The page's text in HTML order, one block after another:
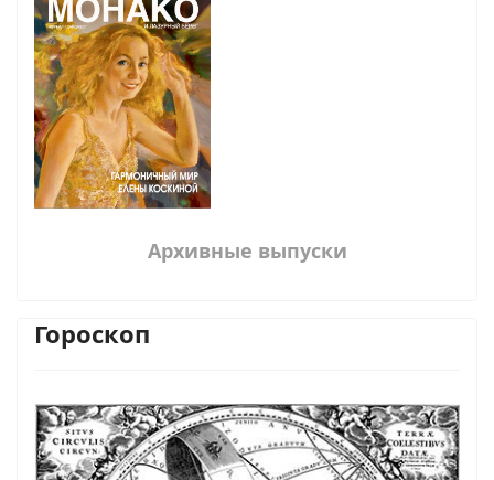
Архивные выпуски
Гороскоп